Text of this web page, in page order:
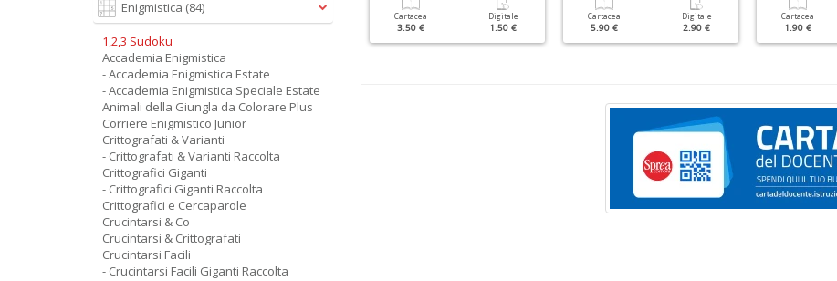
Digitale
2.90 €
Cartacea
2.20 € 1.50 €
Cartacea
3.50 €
Digitale
1.50 €
Cartacea
5.90 €
Digitale
2.90 €
Cartacea
1.90 €
Enigmistica (84)
1,2,3 Sudoku
Accademia Enigmistica
- Accademia Enigmistica Estate
- Accademia Enigmistica Speciale Estate
Animali della Giungla da Colorare Plus
Corriere Enigmistico Junior
Crittografati & Varianti
- Crittografati & Varianti Raccolta
Crittografici Giganti
- Crittografici Giganti Raccolta
Crittografici e Cercaparole
Crucintarsi & Co
Crucintarsi & Crittografati
Crucintarsi Facili
- Crucintarsi Facili Giganti Raccolta